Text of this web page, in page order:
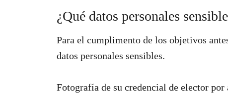
¿Qué datos personales
Para el cumplimento de los objetivos
datos personales sensibles.
Fotografía de su credencial de elector